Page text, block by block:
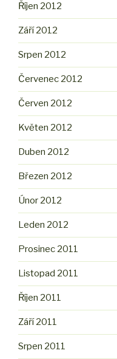
Říjen 2012
Září 2012
Srpen 2012
Červenec 2012
Červen 2012
Květen 2012
Duben 2012
Březen 2012
Únor 2012
Leden 2012
Prosinec 2011
Listopad 2011
Říjen 2011
Září 2011
Srpen 2011